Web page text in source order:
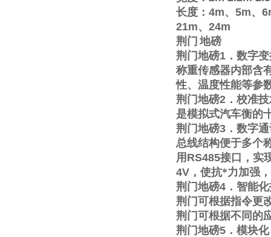
长度： 4m、 5m、
21m、 24m
荆门 地磅
荆门地磅1 ．数字
称重传感器内部含
性、温度性能等参
荆门地磅2 ．校准
是模拟式汽车衡的
荆门地磅3 ．数字
总线结构便于多个
用 RS485接口，实
4V ，使抗*力加强
荆门地磅4 ．智能
荆门可根据指令更
荆门可根据不同的
荆门地磅5 ．模块